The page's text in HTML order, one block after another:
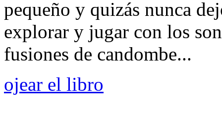
pequeño y quizás nunca
explorar y jugar con los
fusiones de candombe...
ojear el libro